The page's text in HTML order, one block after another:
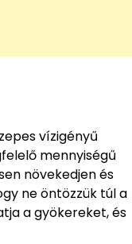
vízigényű
mennyiségű
növekedjen és
ne öntözzük túl a
a gyökereket, és